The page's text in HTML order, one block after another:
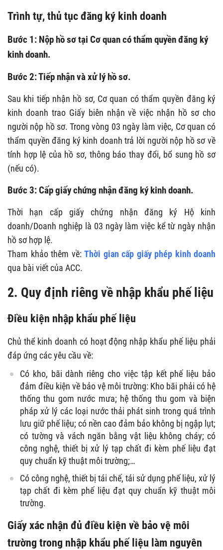
Trình tự, thủ tục đăng ký kinh doanh
Bước 1: Nộp hồ sơ tại Cơ quan có thẩm quyền đăng ký
kinh doanh.
Bước 2: Tiếp nhận và xử lý hồ sơ.
Sau khi tiếp nhận hồ sơ, Cơ quan có thẩm quyền đăng ký
kinh doanh trao Giấy biên nhận về việc nhận hồ sơ cho
người nộp hồ sơ. Trong vòng 03 ngày làm việc, Cơ quan có
thẩm quyền đăng ký kinh doanh trả lời người nộp hồ sơ về
tính hợp lệ của hồ sơ, thông báo thay đổi, bổ sung hồ sơ
(nếu có).
Bước 3: Cấp giấy chứng nhận đăng ký kinh doanh.
Thời hạn cấp giấy chứng nhận đăng ký Hộ kinh
doanh/Doanh nghiệp là 03 ngày làm việc kể từ ngày nhận
hồ sơ hợp lệ.
Tham khảo thêm về: Thời gian cấp giấy phép kinh doanh
qua bài viết của ACC.
2. Quy định riêng về nhập khẩu phế liệu
Điều kiện nhập khẩu phế liệu
Chủ thể kinh doanh có hoạt động nhập khẩu phế liệu phải
đáp ứng các yêu cầu về:
Có kho, bãi dành riêng cho việc tập kết phế liệu bảo
đảm điều kiện về bảo vệ môi trường: Kho bãi phải có hệ
thống thu gom nước mưa; hệ thống thu gom và biện
pháp xử lý các loại nước thải phát sinh trong quá trình
lưu giữ phế liệu; có nền cao đảm bảo không bị ngập lụt;
có tường và vách ngăn bằng vật liệu không cháy; có
công nghệ, thiết bị xử lý tạp chất đi kèm phế liệu đạt
quy chuẩn kỹ thuật môi trường;…
Có công nghệ, thiết bị tái chế, tái sử dụng phế liệu, xử lý
tạp chất đi kèm phế liệu đạt quy chuẩn kỹ thuật môi
trường.
Giấy xác nhận đủ điều kiện về bảo vệ môi
trường trong nhập khẩu phế liệu làm nguyên